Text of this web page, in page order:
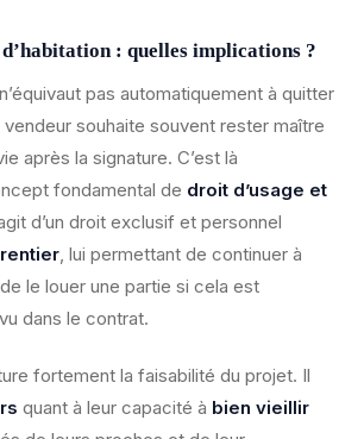
: quelles implications ?
pas automatiquement à quitter
souhaite souvent rester maître
après la signature. C’est là
fondamental de droit d’usage et
d’un droit exclusif et personnel
, lui permettant de continuer à
le louer une partie si cela est
dans le contrat.
fortement la faisabilité du projet. Il
quant à leur capacité à bien vieillir